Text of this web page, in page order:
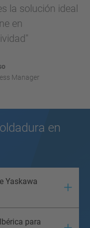
la solución ideal
en
Manager
en
Yaskawa
para